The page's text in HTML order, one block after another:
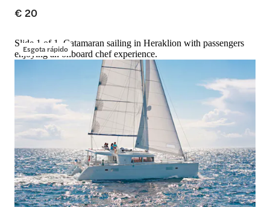
€ 20
Esgota rápido
Slide 1 of 1, Catamaran sailing in Heraklion with passengers
enjoying an onboard chef experience.